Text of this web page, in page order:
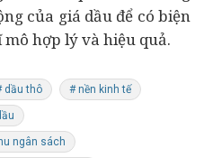
của giá dầu để có biện
hợp lý và hiệu quả.
dầu thô # nền kinh tế
ngân sách